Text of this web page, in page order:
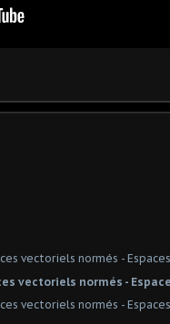
vectoriels normés -